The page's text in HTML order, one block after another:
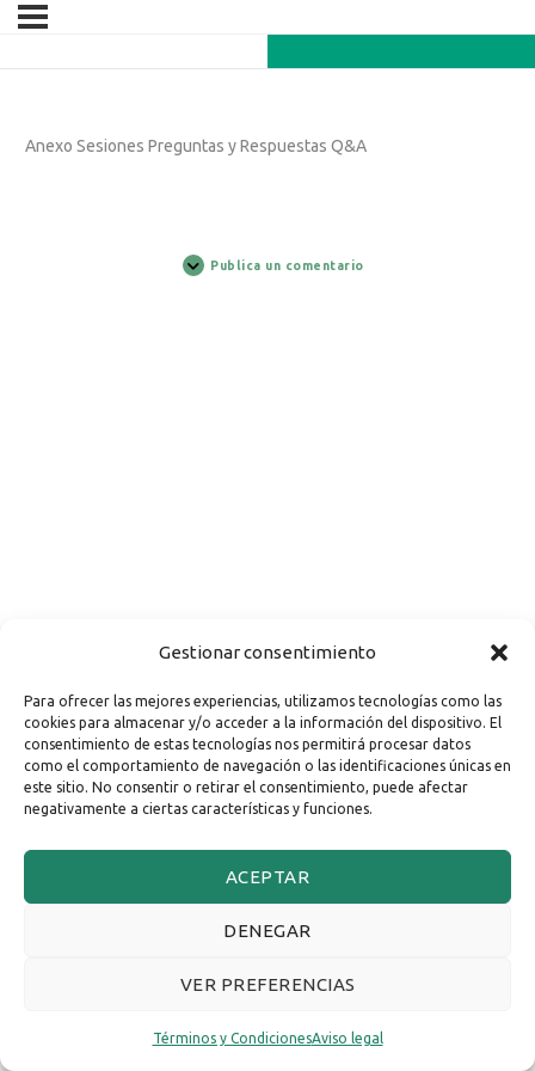
Gestionar consentimiento
Para ofrecer las mejores experiencias, utilizamos tecnologías como las
cookies para almacenar y/o acceder a la información del dispositivo. El
consentimiento de estas tecnologías nos permitirá procesar datos
como el comportamiento de navegación o las identificaciones únicas en
este sitio. No consentir o retirar el consentimiento, puede afectar
negativamente a ciertas características y funciones.
ACEPTAR
DENEGAR
VER PREFERENCIAS
Términos y CondicionesAviso legal
Anexo Sesiones Preguntas y Respuestas Q&A
Publica un comentario